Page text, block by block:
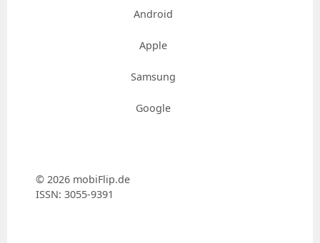
Android
Apple
Samsung
Google
© 2026 mobiFlip.de
ISSN: 3055-9391